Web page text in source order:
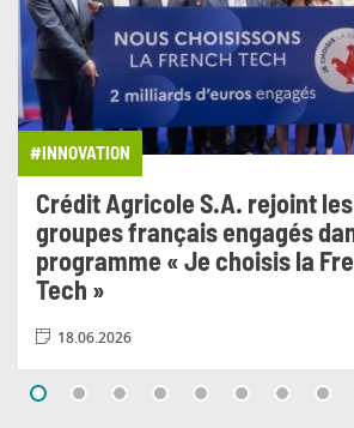
#INNOVATION
Crédit Agricole S.A. rejoint
groupes français engagés
programme « Je choisis la
Tech »
18.06.2026